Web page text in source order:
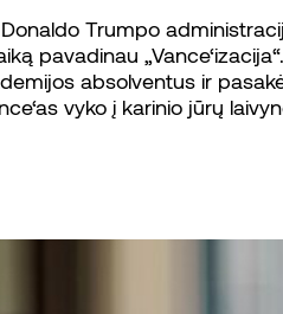
Trumpo
pavadinau
absolventus ir
vyko į karinio jūrų